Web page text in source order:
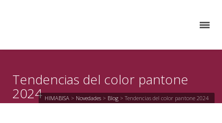
Tendencias del color pantone
2024 HIMABISA > Novedades > Blog >Tendencias del color pantone 2024